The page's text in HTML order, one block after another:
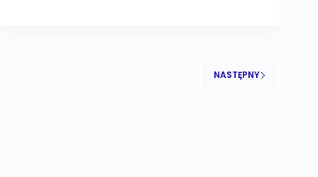
NASTĘPNY